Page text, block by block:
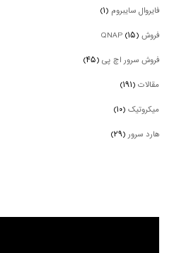
فایروال سایبروم (۱)
فروش QNAP (۱۵)
فروش سرور اچ پی(۴۵)
مقالات(۱۹۱)
میکروتیک(۱۰)
هارد سرور(۲۹)